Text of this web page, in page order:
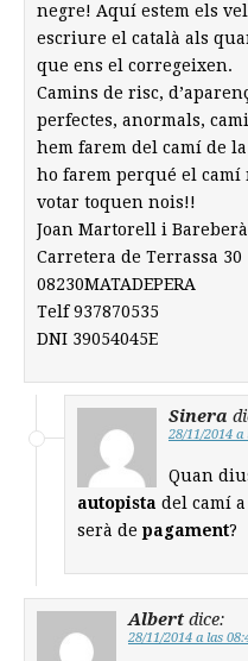
negre! Aquí estem els
escriure el català als
que ens el corregeixen.
Camins de risc,
perfectes, anormals,
hem farem del camí de
ho farem perqué el
votar toquen nois!!
Joan Martorell i Bareberà
Carretera de Terrassa 30
08230MATADEPERA
Telf 937870535
DNI 39054045E
Sinera
28/11/2014 a
Quan
autopista del camí
serà de pagament?
Albert dice:
28/11/2014 a las